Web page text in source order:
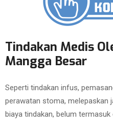
Tindakan Medis
Mangga Besar
Seperti tindakan infus,
perawatan stoma, melepaskan
biaya tindakan, belum